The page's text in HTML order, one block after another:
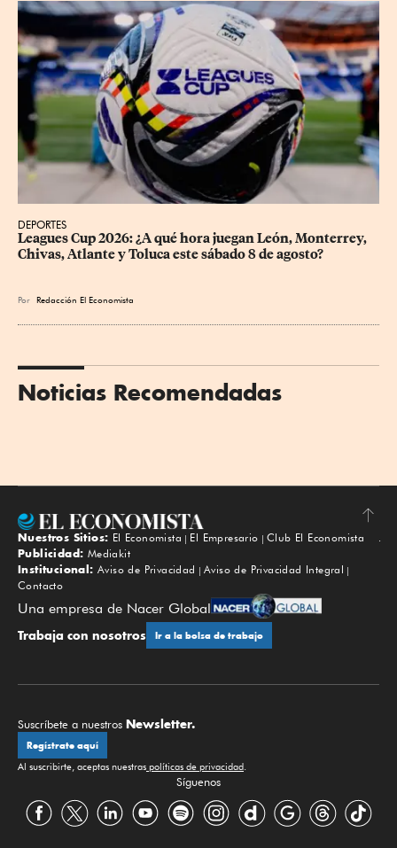
DEPORTES
Leagues Cup 2026: ¿A qué hora juegan León, Monterrey,
Chivas, Atlante y Toluca este sábado 8 de agosto?
Por Redacción El Economista
Noticias Recomendadas
Subir
Nuestros Sitios: El Economista El Empresario
Club El Economista
Publicidad: Mediakit
Institucional: Aviso de Privacidad
Aviso de Privacidad Integral
Contacto
Una empresa de Nacer Global
Trabaja con nosotros Ir a la bolsa de trabajo
Suscríbete a nuestros Newsletter.
Regístrate aquí
Al suscribirte, aceptas nuestras políticas de privacidad.
Síguenos